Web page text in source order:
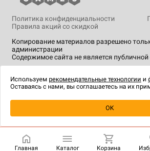
Уведомить о наличии
Копирование материалов разрешено
администрации
Содержимое сайта не является публичной
Политика конфиденциальности
Правила акций со скидкой
технологии.
Главная Каталог Корзина
Используем рекомендательные технологии и
Оставаясь с нами, вы соглашаетесь на их
OK